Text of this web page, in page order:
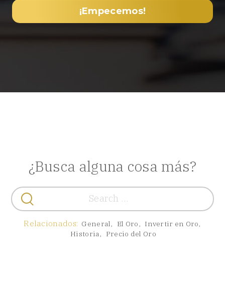
¿Busca alguna cosa más?
Buscar:
Relacionados: General, El Oro, Invertir en Oro,
Historia, Precio del Oro